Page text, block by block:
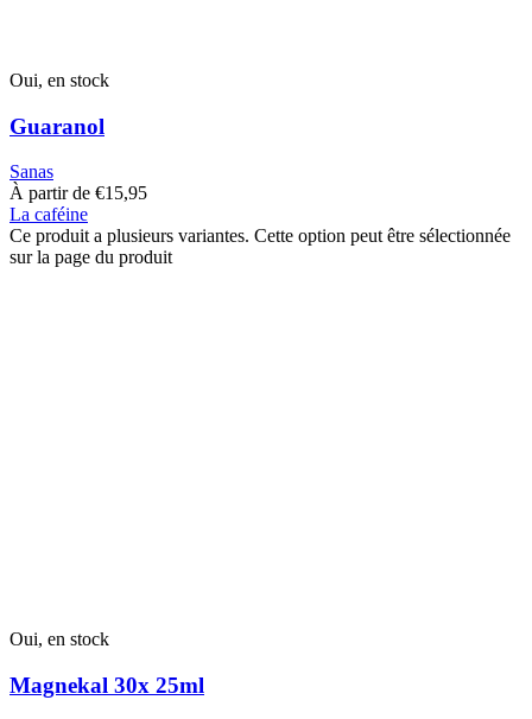
Oui, en stock
Guaranol
Sanas
À partir de €15,95
La caféine
Ce produit a plusieurs variantes. Cette option peut être sélectionnée
sur la page du produit
Oui, en stock
Magnekal 30x 25ml